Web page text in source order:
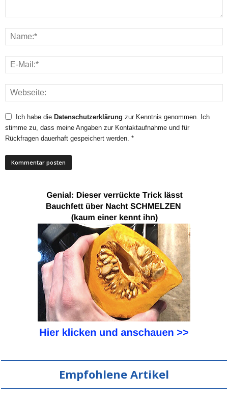
Ich habe die Datenschutzerklärung zur Kenntnis genommen. Ich
stimme zu, dass meine Angaben zur Kontaktaufnahme und für
Rückfragen dauerhaft gespeichert werden. *
Empfohlene Artikel